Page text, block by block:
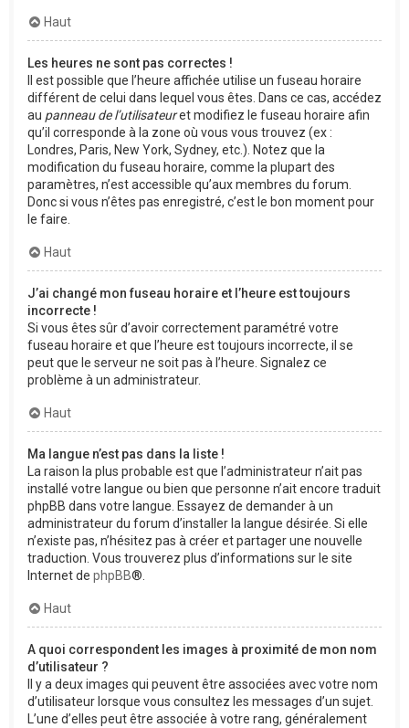
Haut
Les heures ne sont pas correctes !
Il est possible que l’heure affichée utilise un fuseau horaire
différent de celui dans lequel vous êtes. Dans ce cas, accédez
au panneau de l’utilisateuret modifiez le fuseau horaire afin
qu’il corresponde à la zone où vous vous trouvez (ex :
Londres, Paris, New York, Sydney, etc.). Notez que la
modification du fuseau horaire, comme la plupart des
paramètres, n’est accessible qu’aux membres du forum.
Donc si vous n’êtes pas enregistré, c’est le bon moment pour
le faire.
Haut
J’ai changé mon fuseau horaire et l’heure est toujours
incorrecte !
Si vous êtes sûr d’avoir correctement paramétré votre
fuseau horaire et que l’heure est toujours incorrecte, il se
peut que le serveur ne soit pas à l’heure. Signalez ce
problème à un administrateur.
Haut
Ma langue n’est pas dans la liste !
La raison la plus probable est que l’administrateur n’ait pas
installé votre langue ou bien que personne n’ait encore traduit
phpBB dans votre langue. Essayez de demander à un
administrateur du forum d’installer la langue désirée. Si elle
n’existe pas, n’hésitez pas à créer et partager une nouvelle
traduction. Vous trouverez plus d’informations sur le site
Internet de phpBB®.
Haut
A quoi correspondent les images à proximité de mon nom
d’utilisateur ?
Il y a deux images qui peuvent être associées avec votre nom
d’utilisateur lorsque vous consultez les messages d’un sujet.
L’une d’elles peut être associée à votre rang, généralement